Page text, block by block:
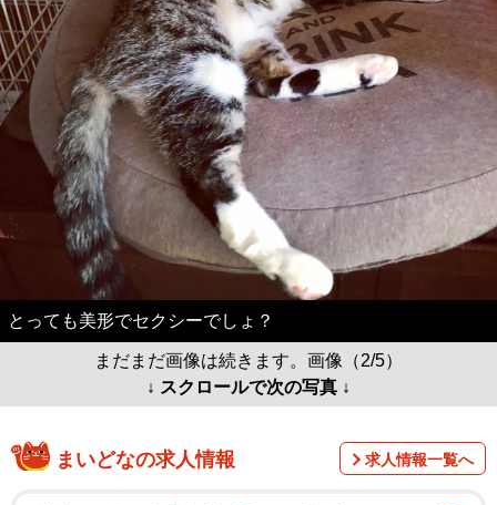
とっても美形でセクシーでしょ？
まだまだ画像は続きます。画像（2/5）
↓ スクロールで次の写真 ↓
まいどなの求人情報 求人情報一覧へ